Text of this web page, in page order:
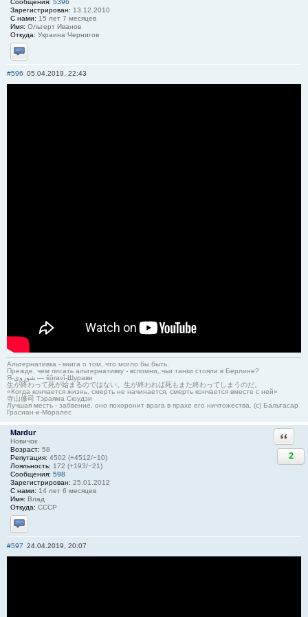
Зарегистрирован: 13.12.2010
С нами: 15 лет 7 месяцев
Имя: Ольгерт Иванов
Откуда: Украина Чернигов
Отправить личное сообщение
#596 05.04.2019, 22:43
Альтернативка - книга о том, что могло бы быть.
Прежде, чем писать альтернативку - вспомни, чьи танки стояли в Берлине?
Я-شوروی — šûravî-Шурави
生が終わって死が始まるのではない。生が終われば死もまた終わってしまうのだ。
«Когда кончается жизнь, смерть не начинается, смерть кончается вместе с ней»
寺山修司 Тэраяма Сюудзи
Лучшая месть - забвение, оно похоронит врага в прахе его ничтожества. (с) Бальтасар
Грасиан-и-Моралес
Mardur
Новичок
Возраст: 58
Репутация: 4502 (+4512/−10)
Лояльность: 172 (+193/−21)
Сообщения: 598
Зарегистрирован: 25.01.2012
С нами: 14 лет 6 месяцев
Имя: Влад
Откуда: СССР
Отправить личное сообщение
2
#597 24.04.2019, 20:07